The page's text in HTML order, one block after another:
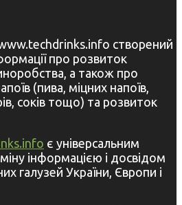
створений
про розвиток
а також про
(пива, міцних напоїв,
соків тощо) та розвиток
є універсальним
інформацією і досвідом
галузей України, Європи і